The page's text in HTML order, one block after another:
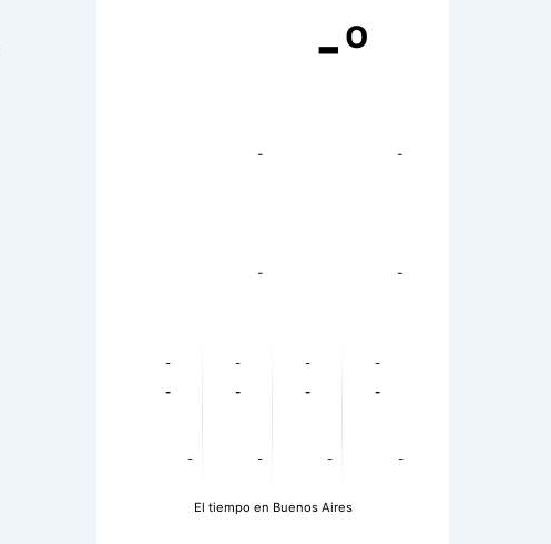
-º
- -
- -
-
-
-
-
-
-
-
-
-
-
-
-
El tiempo en Buenos Aires